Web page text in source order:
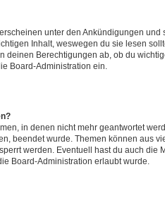
unter den Ankündigungen und
Inhalt, weswegen du sie lesen
deinen Berechtigungen ab, ob du
Board-Administration ein.
in denen nicht mehr geantwortet
beendet wurde. Themen können aus
werden. Eventuell hast du auch die
Board-Administration erlaubt wurde.